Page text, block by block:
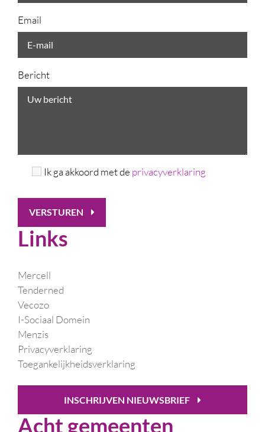
Email
Bericht
Ik ga akkoord met de privacyverklaring
VERSTUREN
Links
Mercell
Tenderned
Vecozo
I-Sociaal Domein
Menzis
Privacyverklaring
Toegankelijkheidsverklaring
INSCHRIJVEN NIEUWSBRIEF
Acht gemeenten